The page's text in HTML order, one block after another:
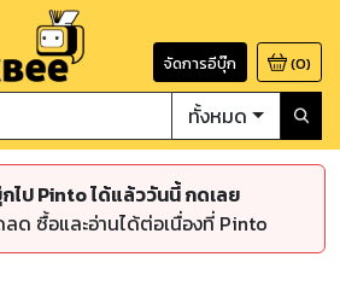
จัดการอีบุ๊ก (0)
ทั้งหมด
ไป Pinto ได้แล้ววันนี้ กดเลย
ด ซื้อและอ่านได้ต่อเนื่องที่ Pinto